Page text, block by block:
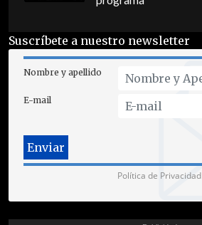
Suscríbete a nuestro newsletter
Nombre y apellido
E-mail
Política de Privacidad